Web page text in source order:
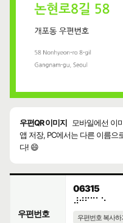
우편QR 이미지
모바일에선 이
앱 저장, PC에서는 다른 이름으
다! 😄
우편번호
06315
⠼⠚⠋⠉⠁⠑
우편번호 복사하